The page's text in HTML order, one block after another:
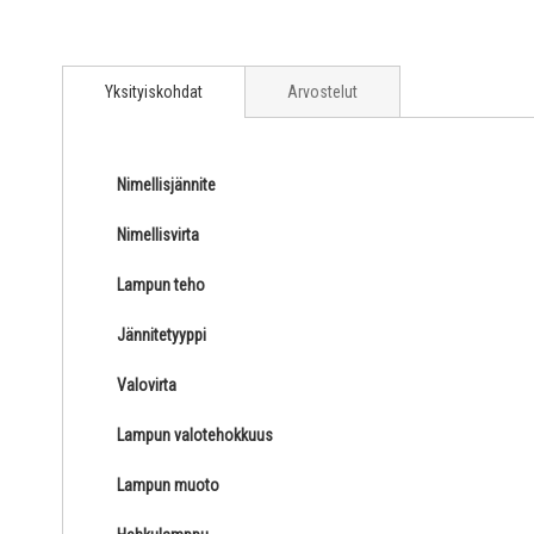
Yksityiskohdat
Nimellisjännite
Nimellisvirta
Lampun teho
Jännitetyyppi
Valovirta
Lampun valotehokkuus
Lampun muoto
Arvostelut